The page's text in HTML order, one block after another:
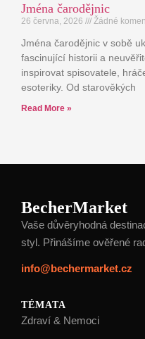
Jména čarodějnic
26 června, 2026 Žádné
Jména čarodějnic v sobě
fascinující historii a
inspirovat spisovatele,
esoteriky. Od starověkých
Read More »
BecherMarket
Vaše důvěryhodná
styl. Přinášíme ověřené
info@bechermarket.cz
TÉMATA
Zdraví & Nemoci